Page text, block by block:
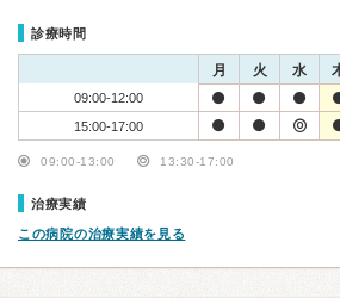
診療時間
月 火 水
09:00-12:00
15:00-17:00
09:00-13:00 13:30-17:00
治療実績
この病院の治療実績を見る